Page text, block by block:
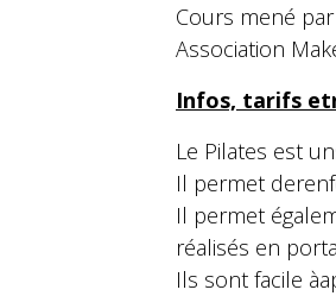
Cours mené par
Association
Infos, tarifs
Le Pilates est
Il permet
Il permet
réalisés en
Ils sont facile